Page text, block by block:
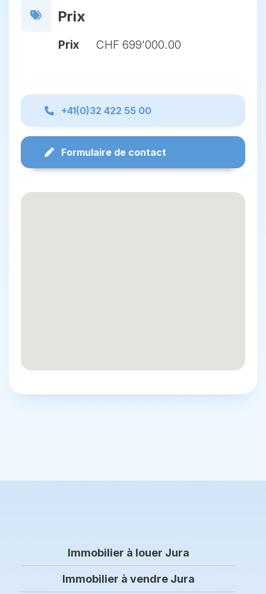
Prix
Prix CHF 699'000.00
+41(0)32 422 55 00
Formulaire de contact
Immobilier à louer Jura
Immobilier à vendre Jura